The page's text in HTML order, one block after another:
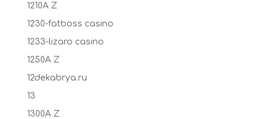
1210A Z
1230-fatboss casino
1233-lizaro casino
1250A Z
12dekabrya.ru
13
1300A Z